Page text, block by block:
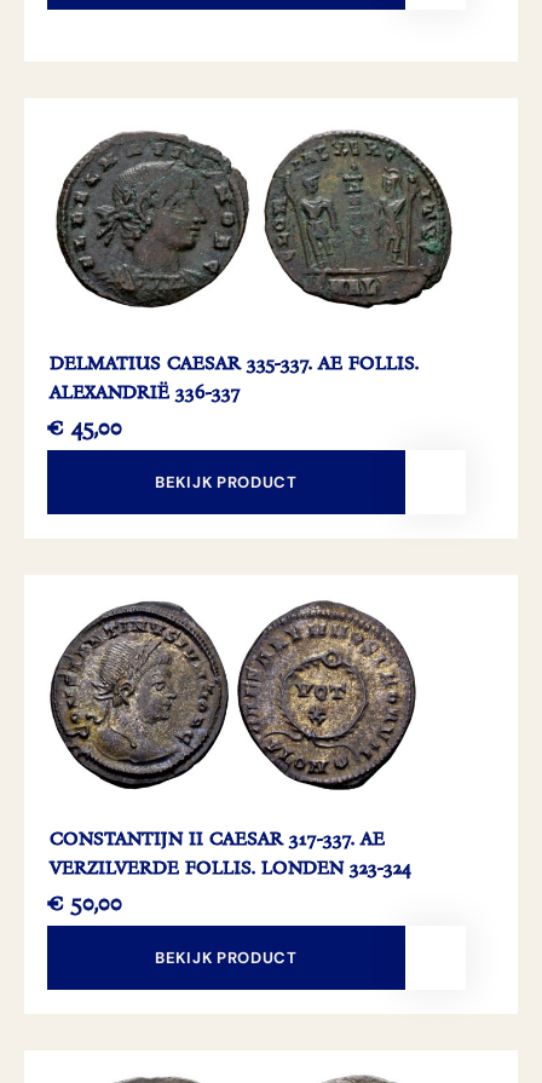
DELMATIUS CAESAR 335-337. AE FOLLIS.
ALEXANDRIË 336-337
€ 45,00
BEKIJK PRODUCT
CONSTANTIJN II CAESAR 317-337. AE
VERZILVERDE FOLLIS. LONDEN 323-324
€ 50,00
BEKIJK PRODUCT